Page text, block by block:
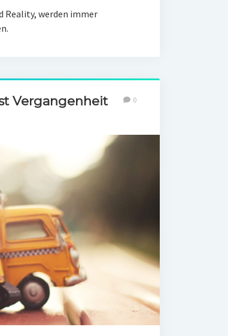
Reality, werden immer
Vergangenheit 0